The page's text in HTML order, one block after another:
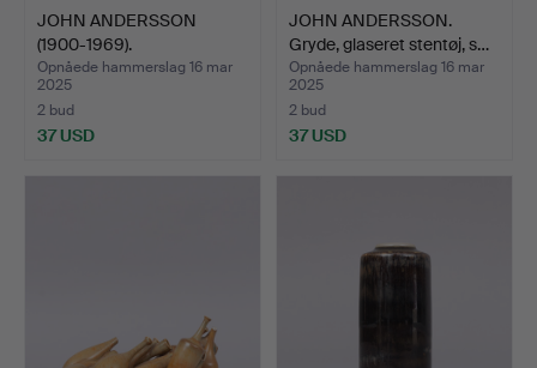
JOHN ANDERSSON
(1900-1969).
SKULPTURER, æg…
Opnåede hammerslag 16 mar
2025
2 bud
37 USD
JOHN ANDERSSON.
Gryde, glaseret stentøj, s…
Opnåede hammerslag 16 mar
2025
2 bud
37 USD